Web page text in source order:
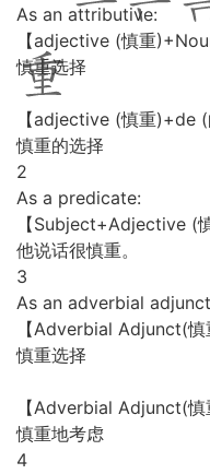
As an attributive:
【adjective (慎重
慎重选择
【adjective (慎重)+de
慎重的选择
2
As a predicate:
【Subject+Adjective (
他说话很慎重。
3
As an adverbial adjunct
【Adverbial Adjunct(慎
慎重选择
【Adverbial Adjunct(
慎重地考虑
4